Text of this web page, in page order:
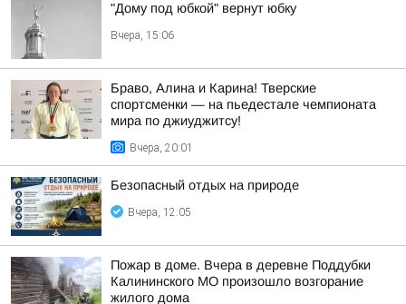
"Дому под юбкой" вернут юбку
Вчера, 15:06
Браво, Алина и Карина! Тверские
спортсменки — на пьедестале чемпионата
мира по джиуджитсу!
Вчера, 20:01
Безопасный отдых на природе
Вчера, 12:05
Пожар в доме. Вчера в деревне Поддубки
Калининского МО произошло возгорание
жилого дома